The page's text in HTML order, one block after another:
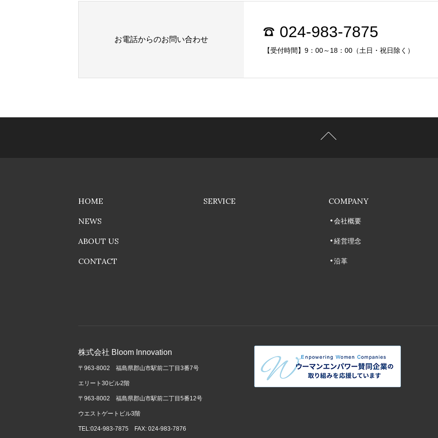
お電話からのお問い合わせ 024-983-7875
【受付時間】9：00～18：00（土日・祝日除く）
HOME
NEWS
ABOUT US
CONTACT
SERVICE COMPANY
会社概要
経営理念
沿革
株式会社 Bloom Innovation
〒963-8002 福島県郡山市駅前二丁目3番7号
エリート30ビル2階
〒963-8002 福島県郡山市駅前二丁目5番12号
ウエストゲートビル3階
TEL:024-983-7875 FAX: 024-983-7876